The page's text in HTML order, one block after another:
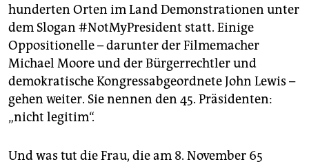
hunderten Orten im Land Demonstrationen unter
dem Slogan #NotMyPresident statt. Einige
Oppositionelle – darunter der Filmemacher
Michael Moore und der Bürgerrechtler und
demokratische Kongressabgeordnete John Lewis –
gehen weiter. Sie nennen den 45. Präsidenten:
„nicht legitim“.
Und was tut die Frau, die am 8. November 65